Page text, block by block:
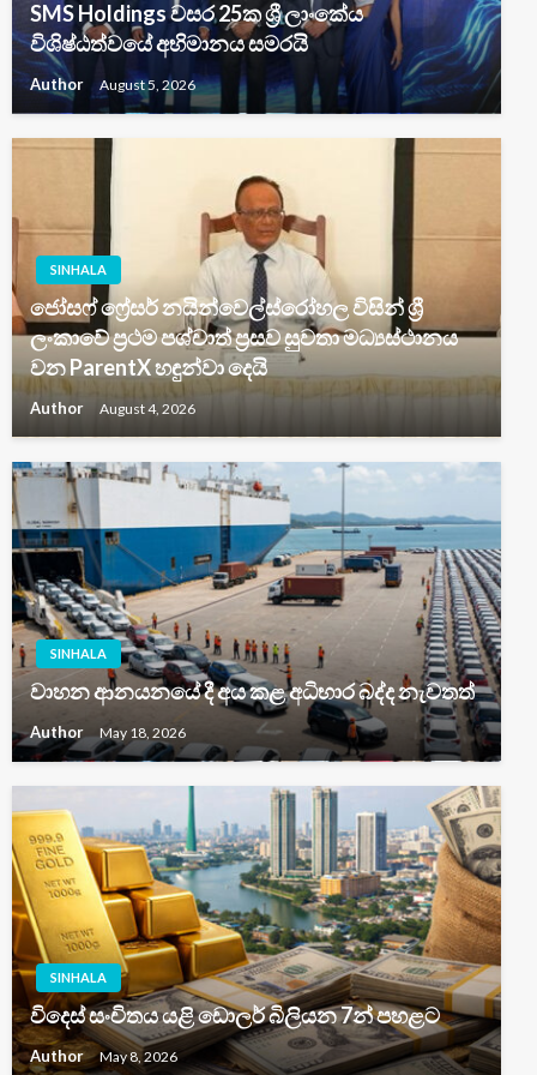
SMS Holdings වසර 25ක ශ්‍රී ලාංකේය
විශිෂ්ඨත්වයේ අභිමානය සමරයි
Author August 5, 2026
SINHALA
ජෝසෆ් ෆ්‍රේසර් නයින්වෙල්ස්රෝහල විසින් ශ්‍රී
ලංකාවේ ප්‍රථම පශ්චාත් ප්‍රසව සුවතා මධ්‍යස්ථානය
වන ParentX හඳුන්වා දෙයි
Author August 4, 2026
SINHALA
වාහන ආනයනයේ දී අය කළ අධිභාර බද්ද නැවතත්
Author May 18, 2026
SINHALA
විදෙස් සංචිතය යළි ඩොලර් බිලියන 7න් පහළට
Author May 8, 2026